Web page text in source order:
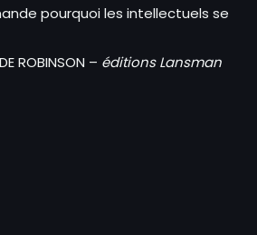
pourquoi les intellectuels se
ROBINSON – éditions Lansman